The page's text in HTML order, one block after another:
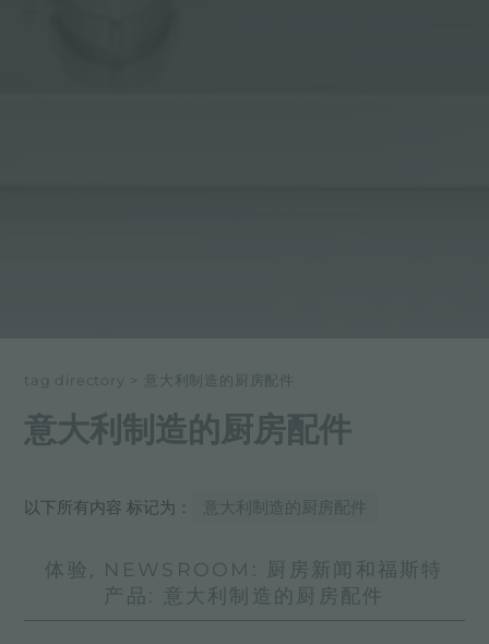
tag directory > 意大利制造的厨房配件
意大利制造的厨房配件
以下所有内容 标记为： 意大利制造的厨房配件
体验, NEWSROOM: 厨房新闻和福斯特
产品: 意大利制造的厨房配件